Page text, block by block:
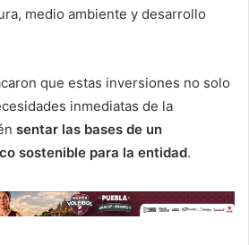
medio ambiente y desarrollo
que estas inversiones no solo
inmediatas de la
sentar las bases de un
sostenible para la entidad.